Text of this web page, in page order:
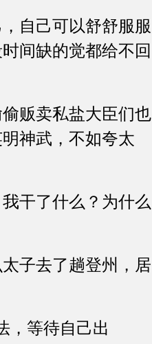
自己可以舒舒服服
间缺的觉都给不回
贩卖私盐大臣们也
神武，不如夸太
干了什么？为什么
子去了趟登州，居
等待自己出